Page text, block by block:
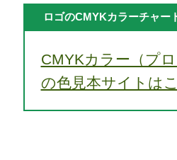
ロゴのCMYKカラーチャー
CMYKカラー（プロ
の色見本サイトは